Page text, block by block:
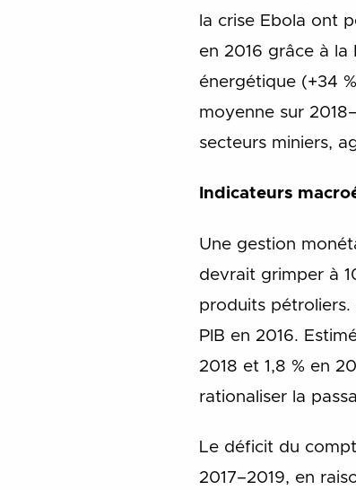
la crise Ebola ont
en 2016 grâce à la
énergétique (+34
moyenne sur
secteurs miniers,
Indicateurs
Une gestion
devrait grimper à
produits
PIB en 2016.
2018 et 1,8 % en
rationaliser la
Le déficit du
2017–2019, en